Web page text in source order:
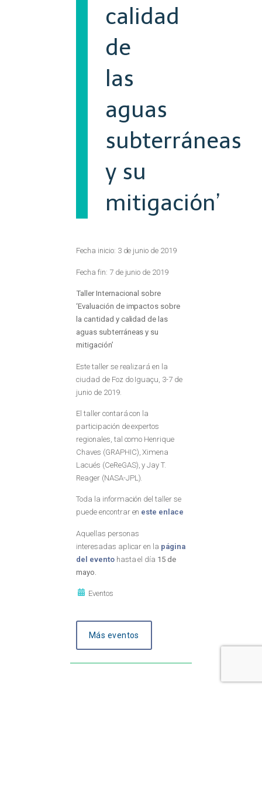
calidad
de
las
aguas
subterráneas
y su
mitigación’
Fecha inicio: 3 de junio de 2019
Fecha fin: 7 de junio de 2019
Taller Internacional sobre
‘Evaluación de impactos sobre
la cantidad y calidad de las
aguas subterráneas y su
mitigación’
Este taller se realizará en la
ciudad de Foz do Iguaçu, 3-7 de
junio de 2019.
El taller contará con la
participación de expertos
regionales, tal como Henrique
Chaves (GRAPHIC), Ximena
Lacués (CeReGAS), y Jay T.
Reager (NASA-JPL).
Toda la información del taller se
puede encontrar en este enlace
Aquellas personas
interesadas aplicar en la página
del eventohasta el día 15 de
mayo.
Eventos
Más eventos